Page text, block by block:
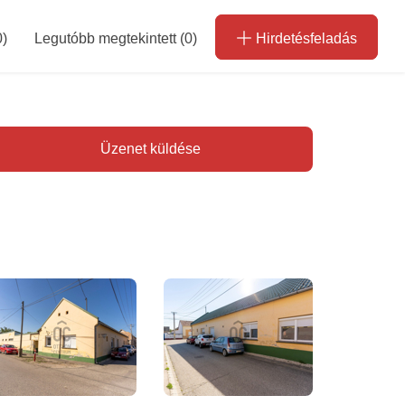
) Legutóbb megtekintett (0) Hirdetésfeladás
Üzenet küldése